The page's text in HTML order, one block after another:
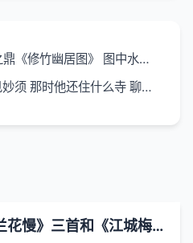
居图》 图中水天旷远 岸边设有红色围栏 栏内修竹成林
文庙 早年见妙须 那时他还住什么寺 聊啊聊 后来聊到庙
洛阳才女张景:仿《木兰花慢》三首和《江城梅花引》一首